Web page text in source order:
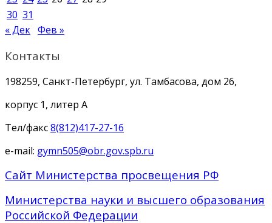
30 31
« Дек Фев »
Контакты
198259, Санкт-Петербург, ул. Тамбасова, дом 26,
корпус 1, литер А
Тел/факс8(812)417-27-16
e-mail: gymn505@obr.gov.spb.ru
Сайт Министерства просвещения РФ
Министерства науки и высшего образования
Российской Федерации